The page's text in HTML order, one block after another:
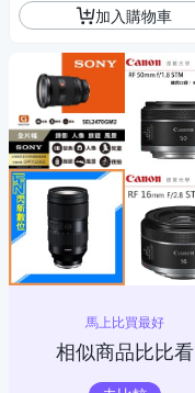
加入購物車
馬上比買最好
相似商品比比看